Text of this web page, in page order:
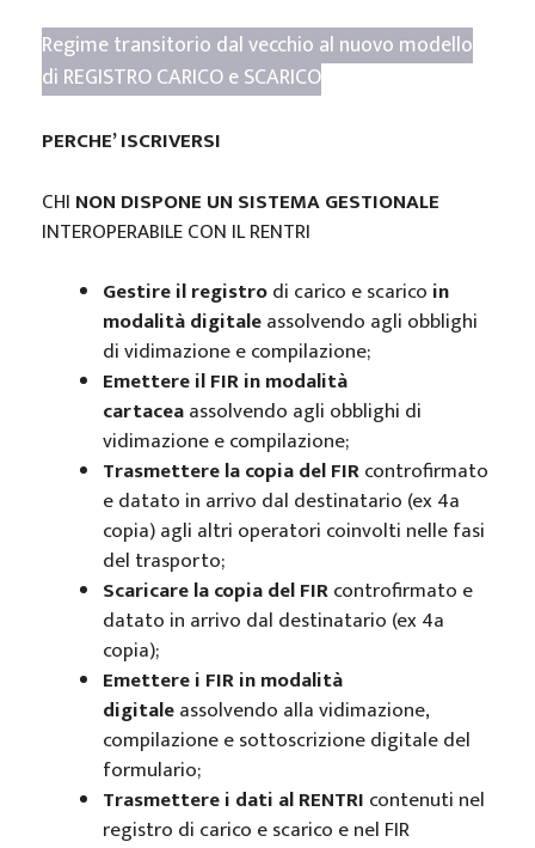
Regime transitorio dal vecchio al nuovo modello
di REGISTRO CARICO e SCARICO
PERCHE’ ISCRIVERSI
CHI NON DISPONE UN SISTEMA GESTIONALE
INTEROPERABILE CON IL RENTRI
Gestire il registrodi carico e scarico in
modalità digitaleassolvendo agli obblighi
di vidimazione e compilazione;
Emettere il FIR in modalità
cartaceaassolvendo agli obblighi di
vidimazione e compilazione;
Trasmettere la copia del FIRcontrofirmato
e datato in arrivo dal destinatario (ex 4a
copia) agli altri operatori coinvolti nelle fasi
del trasporto;
Scaricare la copia del FIRcontrofirmato e
datato in arrivo dal destinatario (ex 4a
copia);
Emettere i FIR in modalità
digitaleassolvendo alla vidimazione,
compilazione e sottoscrizione digitale del
formulario;
Trasmettere i dati al RENTRI contenuti nel
registro di carico e scarico e nel FIR